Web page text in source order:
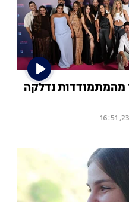
מהמתמודדות נדלקה